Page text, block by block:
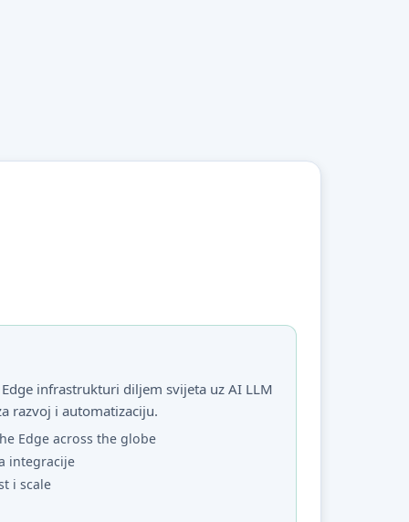
infrastrukturi diljem svijeta uz AI LLM
razvoj i automatizaciju.
Edge across the globe
integracije
i scale